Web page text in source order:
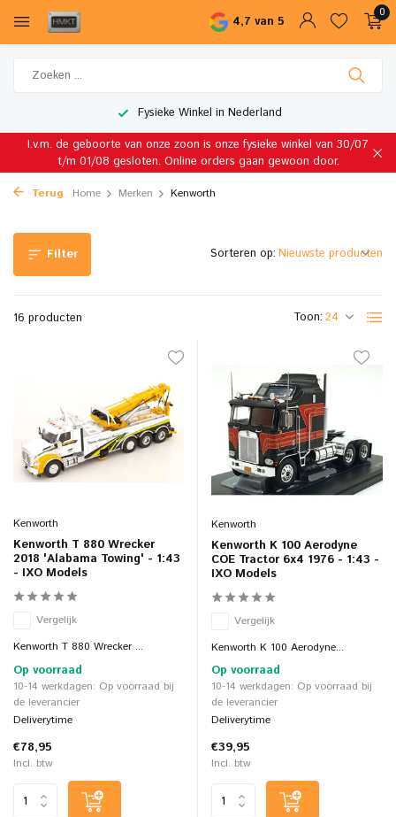
4,7 van 5
0
Fysieke Winkel in Nederland
I.v.m. de geboorte van onze zoon is onze fysieke winkel van 30/07
t/m 01/08 gesloten. Online orders gaan gewoon door.
Terug Home Merken Kenworth
Filter
16 producten Toon:
Sorteren op:
Kenworth
Kenworth T 880 Wrecker
2018 'Alabama Towing' - 1:43
- IXO Models
Vergelijk
Kenworth T 880 Wrecker ...
Op voorraad
10-14 werkdagen: Op voorraad bij
de leverancier
Deliverytime
€78,95
Incl. btw
Kenworth
Kenworth K 100 Aerodyne
COE Tractor 6x4 1976 - 1:43 -
IXO Models
Vergelijk
Kenworth K 100 Aerodyne...
Op voorraad
10-14 werkdagen: Op voorraad bij
de leverancier
Deliverytime
€39,95
Incl. btw